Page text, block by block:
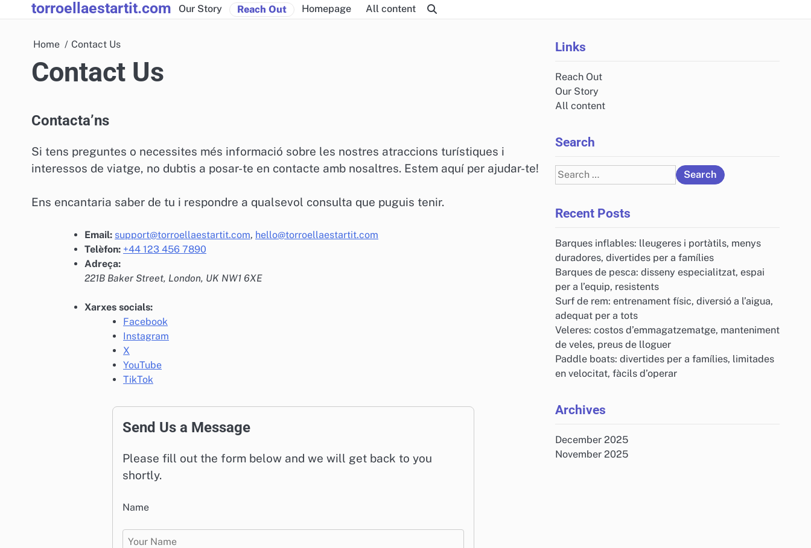
to
torroellaestartit.com Our Story Reach Out Homepage All content
Home Contact Us
Contact Us
Contacta’ns
Si tens preguntes o necessites més informació sobre les nostres atraccions turístiques i
interessos de viatge, no dubtis a posar-te en contacte amb nosaltres. Estem aquí per ajudar-te!
Ens encantaria saber de tu i respondre a qualsevol consulta que puguis tenir.
Email: support@torroellaestartit.com, hello@torroellaestartit.com
Telèfon: +44 123 456 7890
Adreça:
221B Baker Street, London, UK NW1 6XE
Xarxes socials:
Facebook
Instagram
X
YouTube
TikTok
Send Us a Message
Please fill out the form below and we will get back to you
shortly.
Name
Links
Reach Out
Our Story
All content
Search
Search
for:
Recent Posts
Barques inflables: lleugeres i portàtils, menys
duradores, divertides per a famílies
Barques de pesca: disseny especialitzat, espai
per a l’equip, resistents
Surf de rem: entrenament físic, diversió a l’aigua,
adequat per a tots
Veleres: costos d’emmagatzematge, manteniment
de veles, preus de lloguer
Paddle boats: divertides per a famílies, limitades
en velocitat, fàcils d’operar
Archives
December 2025
November 2025